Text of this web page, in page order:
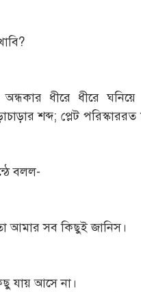
ধীরে ধীরে
শব্দ; প্লেট
বলল-
আমার সব কিছুই জানিস।
যায় আসে না।